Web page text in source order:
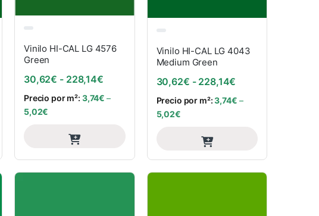
228,14€
de precios: desde 30,62€ hasta 228,14€
Vinilo HI-CAL LG 4576
Green
30,62€ - 228,14€Rango de precios: desde 30,62€ hasta 228,14€
Precio por m²: 3,74€ –
5,02€
Vinilo HI-CAL LG 4043
Medium Green
30,62€ - 228,14€
Precio por m²:3,74€ –
5,02€